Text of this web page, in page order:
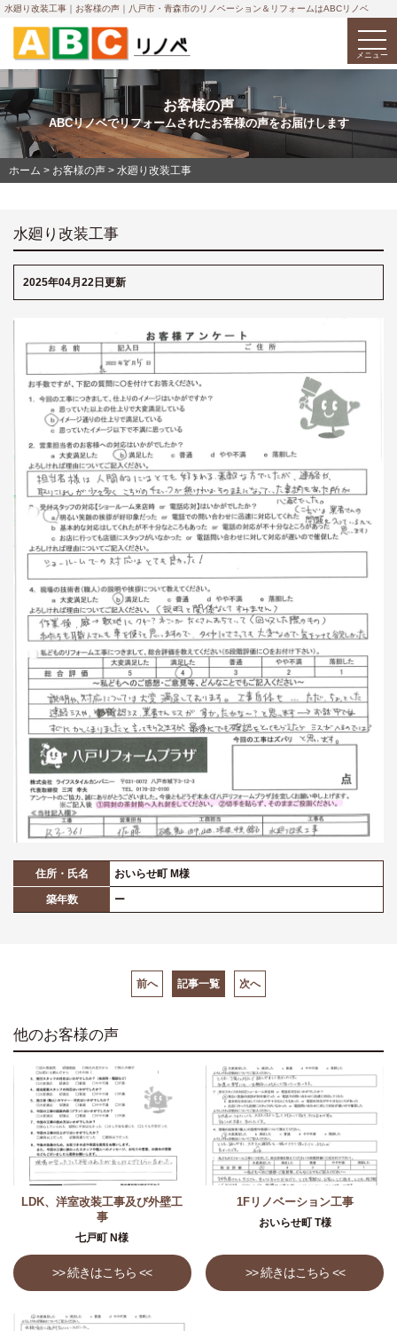
水廻り改装工事｜お客様の声｜八戸市・青森市のリノベーション＆リフォームはABCリノベ
メニュー
お客様の声
ABCリノベでリフォームされたお客様の声をお届けします
ホーム > お客様の声 > 水廻り改装工事
水廻り改装工事
2025年04月22日更新
住所・氏名 おいらせ町 M様
築年数 ー
前へ 記事一覧 次へ
他のお客様の声
LDK、洋室改装工事及び外壁工
事
七戸町 N様
>> 続きはこちら <<
1Fリノベーション工事
おいらせ町 T様
>> 続きはこちら <<